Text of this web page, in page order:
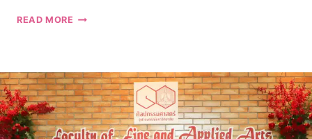
READ MORE OFFICIALLY
BARISTA-
AT-
LAW